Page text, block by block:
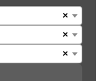
×
×
×